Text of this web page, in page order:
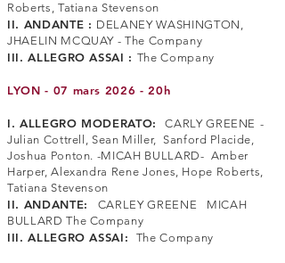
Roberts, Tatiana Stevenson
II. ANDANTE : DELANEY WASHINGTON,
JHAELIN MCQUAY - The Company
III. ALLEGRO ASSAI : The Company
LYON - 07 mars 2026 - 20h
​I. ALLEGRO MODERATO:CARLY GREENE -
Julian Cottrell, Sean Miller, Sanford Placide,
Joshua Ponton. -MICAH BULLARD- Amber
Harper, Alexandra Rene Jones, Hope Roberts,
Tatiana Stevenson
II. ANDANTE:
CARLEY GREENE MICAH
BULLARD The Company
III. ALLEGRO ASSAI: The Company